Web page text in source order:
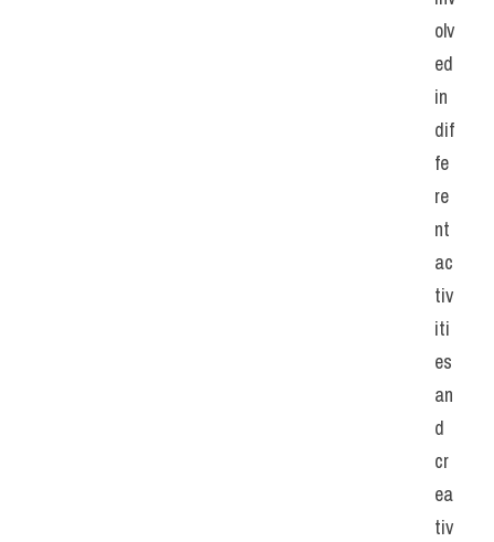
olv
ed
in
dif
fe
re
nt
ac
tiv
iti
es
an
d
cr
ea
tiv